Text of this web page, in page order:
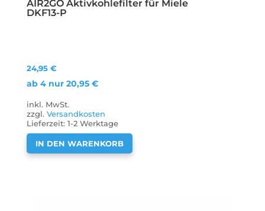
AIR2GO Aktivkohlefilter für Miele
DKF13-P
24,95€
ab 4 nur20,95€
inkl. MwSt.
zzgl.Versandkosten
Lieferzeit:1-2 Werktage
IN DEN WARENKORB